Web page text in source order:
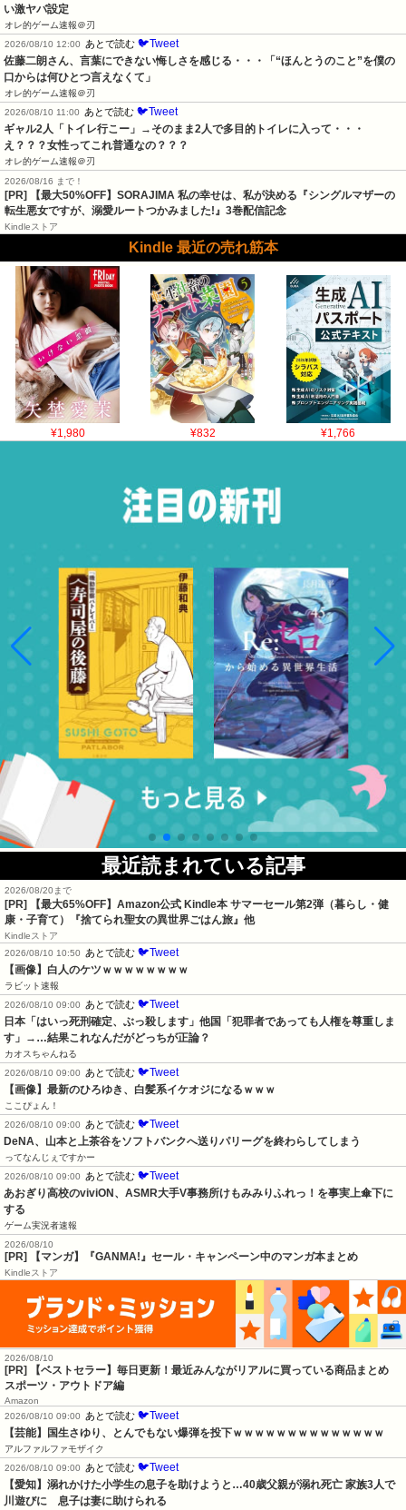
い激ヤバ設定
オレ的ゲーム速報＠刃
2026/08/10 12:00
あとで読む 🐦Tweet
佐藤二朗さん、言葉にできない悔しさを感じる・・・「“ほんとうのこと”を僕の
口からは何ひとつ言えなくて」
オレ的ゲーム速報＠刃
2026/08/10 11:00
あとで読む 🐦Tweet
ギャル2人「トイレ行こー」→そのまま2人で多目的トイレに入って・・・
え？？？女性ってこれ普通なの？？？
オレ的ゲーム速報＠刃
2026/08/16 まで！
[PR] 【最大50%OFF】SORAJIMA 私の幸せは、私が決める『シングルマザーの
転生悪女ですが、溺愛ルートつかみました!』3巻配信記念
Kindleストア
Kindle 最近の売れ筋本
¥1,980 ¥832 ¥1,766
最近読まれている記事
2026/08/20まで
[PR]
【最大65%OFF】Amazon公式 Kindle本 サマーセール第2弾（暮らし・健
康・子育て）『捨てられ聖女の異世界ごはん旅』他
Kindleストア
2026/08/10 10:50
あとで読む 🐦Tweet
【画像】白人のケツｗｗｗｗｗｗｗｗ
ラビット速報
2026/08/10 09:00
あとで読む 🐦Tweet
日本「はいっ死刑確定、ぶっ殺します」他国「犯罪者であっても人権を尊重しま
す」→…結果これなんだがどっちが正論？
カオスちゃんねる
2026/08/10 09:00
あとで読む 🐦Tweet
【画像】最新のひろゆき、白髪系イケオジになるｗｗｗ
ここぴょん！
2026/08/10 09:00
あとで読む 🐦Tweet
DeNA、山本と上茶谷をソフトバンクへ送りパリーグを終わらしてしまう
ってなんじぇですかー
2026/08/10 09:00
あとで読む 🐦Tweet
あおぎり高校のviviON、ASMR大手V事務所けもみみりふれっ！を事実上傘下に
する
ゲーム実況者速報
2026/08/10
[PR] 【マンガ】『GANMA!』セール・キャンペーン中のマンガ本まとめ
Kindleストア
2026/08/10
[PR] 【ベストセラー】毎日更新！最近みんながリアルに買っている商品まとめ
スポーツ・アウトドア編
Amazon
2026/08/10 09:00
あとで読む 🐦Tweet
【芸能】国生さゆり、とんでもない爆弾を投下ｗｗｗｗｗｗｗｗｗｗｗｗｗｗ
アルファルファモザイク
2026/08/10 09:00
あとで読む 🐦Tweet
【愛知】溺れかけた小学生の息子を助けようと…40歳父親が溺れ死亡 家族3人で
川遊びに　息子は妻に助けられる